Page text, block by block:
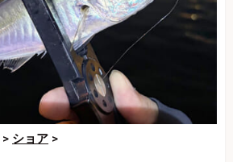
> ショア >